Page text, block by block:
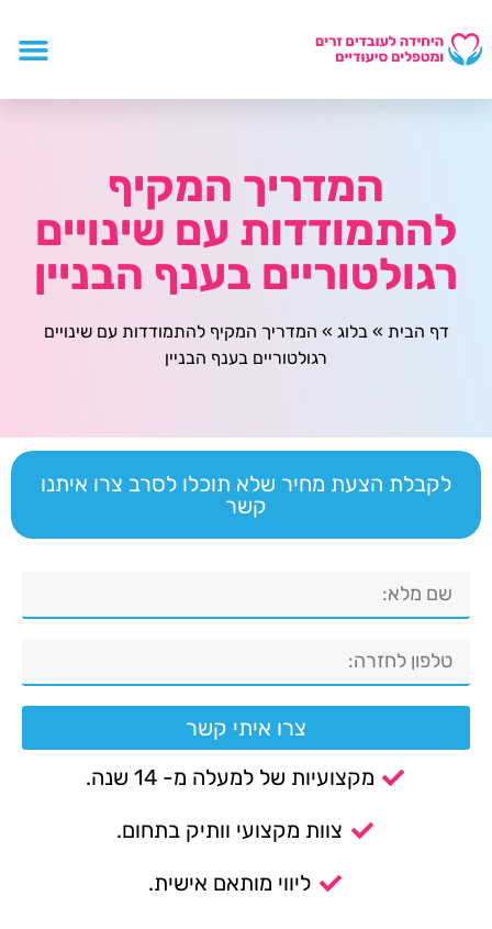
המדריך המקיף
להתמודדות עם שינויים
רגולטוריים בענף הבניין
דף הבית »בלוג » המדריך המקיף להתמודדות עם שינויים
רגולטוריים בענף הבניין
לקבלת הצעת מחיר שלא תוכלו לסרב צרו איתנו
קשר
צרו איתי קשר
מקצועיות של למעלה מ- 14 שנה.
צוות מקצועי וותיק בתחום.
ליווי מותאם אישית.